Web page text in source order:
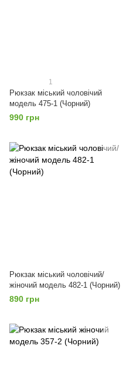
1
Рюкзак міський чоловічий
модель 475-1 (Чорний)
990 грн
Рюкзак міський чоловічий/
жіночий модель 482-1 (Чорний)
890 грн